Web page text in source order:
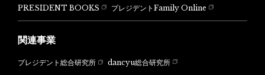
PRESIDENT BOOKS
プレジデントFamily Online
関連事業
プレジデント総合研究所 dancyu総合研究所